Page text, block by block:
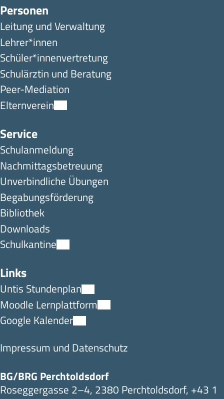
Personen
Leitung und Verwaltung
Lehrer*innen
Schüler*innen­ver­tretung
Schulärztin und Beratung
Peer-Mediation
Elternverein
Service
Schulanmeldung
Nachmittagsbetreuung
Unverbindliche Übungen
Begabungsförderung
Bibliothek
Downloads
Schulkantine
Links
Untis Stundenplan
Moodle Lernplattform
Google Kalender
Impressum und Datenschutz
BG/BRG Perchtoldsdorf
Roseggergasse 2–4, 2380 Perchtoldsdorf, +43 1